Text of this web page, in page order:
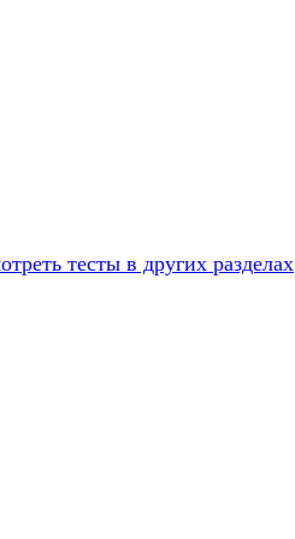
тесты в других разделах